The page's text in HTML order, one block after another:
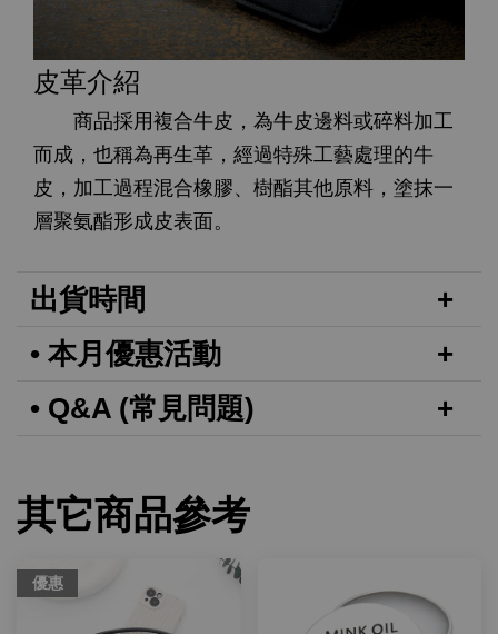
皮革介紹
商品採用複合牛皮，為牛皮邊料或碎料加工
而成，也稱為再生革，經過特殊工藝處理的牛
皮，加工過程混合橡膠、樹酯其他原料，塗抹一
層聚氨酯形成皮表面。
出貨時間
• 本月優惠活動
• Q&A (常見問題)
其它商品參考
優惠